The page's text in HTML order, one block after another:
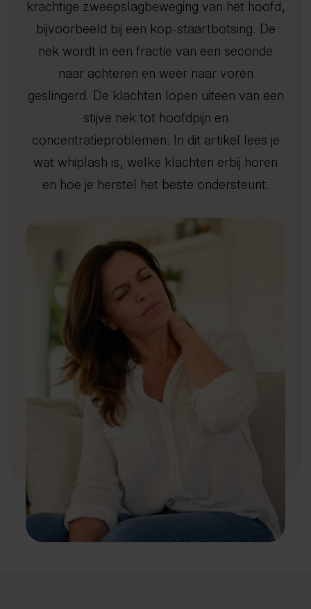
Rug- en nekklachten
Echografie
Chiropractie
Long Covid
herstelprogramma
Gratis screening
4D Rugscan
Dry needling
Focussed shockwave therapie
Manipulatie
Spierontspannende technieken
NESA therapie
Zuurstoftraining (IHHT)
Infrarood- en nabij-infraroodtherapie
Activator
Mobilisatie
Sportmassage
Zwangerschapsmassage
Mama massage
Fysiotherapie
Medical taping
Fascial Manipulation
Afvallen met inzicht
Gezond oud worden
Peak Performance
Reintegratie & Werkvitaliteit
Sport
FAQ
Vacatures
Uden
Veghel
Nuenen
Gemert-Bakel
Kennisbank
Nieuws en blogs
Wetenschappelijke artikelen
Podcast
Expertisecentrum
Tarieven
Contact
085 - 760 92 40
info@spine-clinics.nl
krachtige zweepslagbeweging van het hoofd,
bijvoorbeeld bij een kop-staartbotsing. De
nek wordt in een fractie van een seconde
naar achteren en weer naar voren
geslingerd. De klachten lopen uiteen van een
stijve nek tot hoofdpijn en
concentratieproblemen. In dit artikel lees je
wat whiplash is, welke klachten erbij horen
en hoe je herstel het beste ondersteunt.